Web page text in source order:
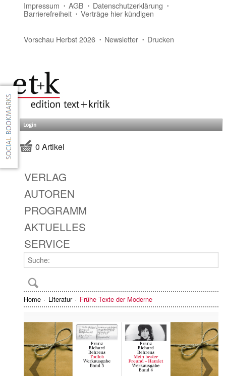
Impressum AGB Datenschutzerklärung
Barrierefreiheit Verträge hier kündigen
Vorschau Herbst 2026 Newsletter Drucken
Login
0 Artikel
VERLAG
AUTOREN
PROGRAMM
AKTUELLES
SERVICE
Home Literatur Frühe Texte der Moderne